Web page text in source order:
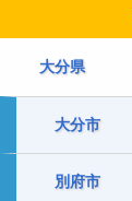
大分県
大分市
別府市